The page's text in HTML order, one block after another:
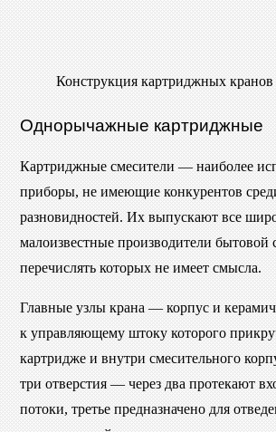
Конструкция картриджных кранов
Однорычажные картриджные
Картриджные смесители — наиболее
приборы, не имеющие конкурентов
разновидностей. Их выпускают все
малоизвестные производители бытовой
перечислять которых не имеет смысла.
Главные узлы крана — корпус и
к управляющему штоку которого
картридже и внутри смесительного
три отверстия — через два протекают
потоки, третье предназначено для